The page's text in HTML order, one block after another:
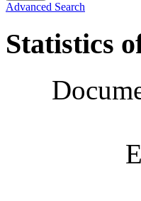
Advanced Search
Statistics